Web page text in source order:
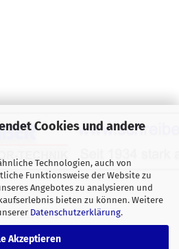
Cookies und andere
Technologien, auch von
Funktionsweise der Website zu
Angebotes zu analysieren und
bieten zu können. Weitere
Datenschutzerklärung.
Akzeptieren
sich inklusive der gesetzlichen
soweit nicht anders